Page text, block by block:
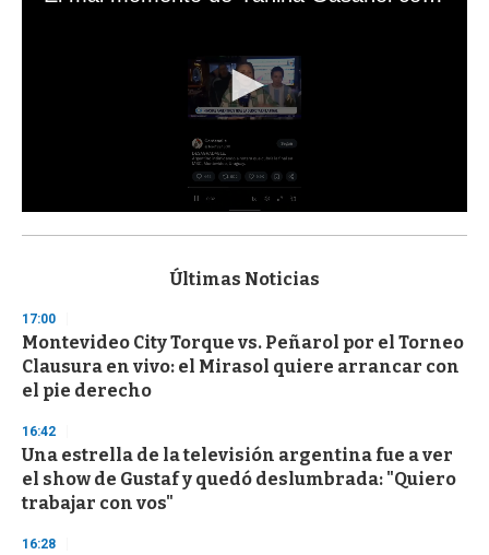
s
d
s
o
f
3
s
e
c
o
n
s
Últimas Noticias
17:00
Montevideo City Torque vs. Peñarol por el Torneo
Clausura en vivo: el Mirasol quiere arrancar con
el pie derecho
16:42
Una estrella de la televisión argentina fue a ver
el show de Gustaf y quedó deslumbrada: "Quiero
trabajar con vos"
16:28